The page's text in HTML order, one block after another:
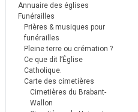
Annuaire des églises
Funérailles
Prières & musiques pour
funérailles
Pleine terre ou crémation ?
Ce que dit l’Église
Catholique.
Carte des cimetières
Cimetières du Brabant-
Wallon